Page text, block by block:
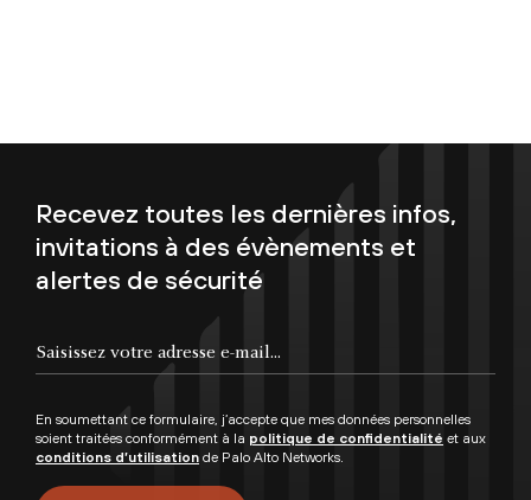
Recevez toutes les dernières infos,
invitations à des évènements et
alertes de sécurité
En soumettant ce formulaire, j’accepte que mes données personnelles
soient traitées conformément à la politique de confidentialité et aux
conditions d’utilisation de Palo Alto Networks.